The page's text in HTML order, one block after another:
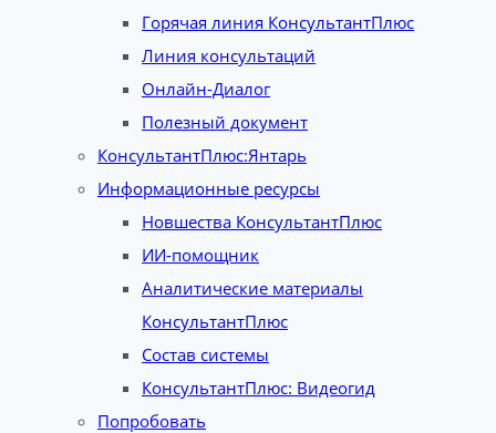
Горячая линия КонсультантПлюс
Линия консультаций
Онлайн-Диалог
Полезный документ
КонсультантПлюс:Янтарь
Информационные ресурсы
Новшества КонсультантПлюс
ИИ-помощник
Аналитические материалы
КонсультантПлюс
Состав системы
КонсультантПлюс: Видеогид
Попробовать